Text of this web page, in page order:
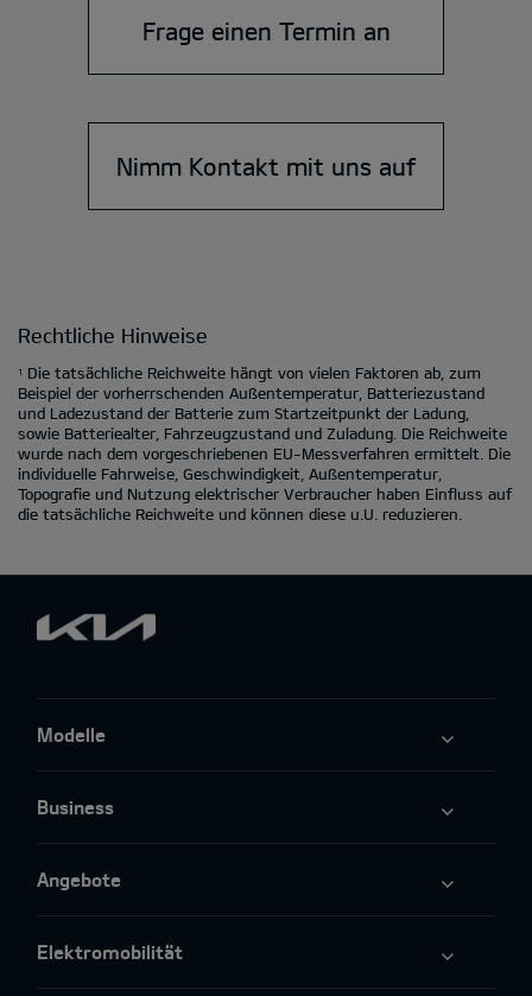
Frage einen Termin an
Nimm Kontakt mit uns auf
Rechtliche Hinweise
1
Die tatsächliche Reichweite hängt von vielen Faktoren ab, zum
Beispiel der vorherrschenden Außentemperatur, Batteriezustand
und Ladezustand der Batterie zum Startzeitpunkt der Ladung,
sowie Batteriealter, Fahrzeugzustand und Zuladung. Die Reichweite
wurde nach dem vorgeschriebenen EU-Messverfahren ermittelt. Die
individuelle Fahrweise, Geschwindigkeit, Außentemperatur,
Topografie und Nutzung elektrischer Verbraucher haben Einfluss auf
die tatsächliche Reichweite und können diese u.U. reduzieren.
Modelle
Business
Angebote
Elektromobilität